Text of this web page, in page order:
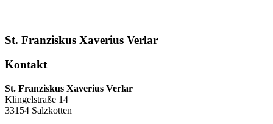
St. Franziskus Xaverius Verlar
Kontakt
St. Franziskus Xaverius Verlar
Klingelstraße 14
33154 Salzkotten